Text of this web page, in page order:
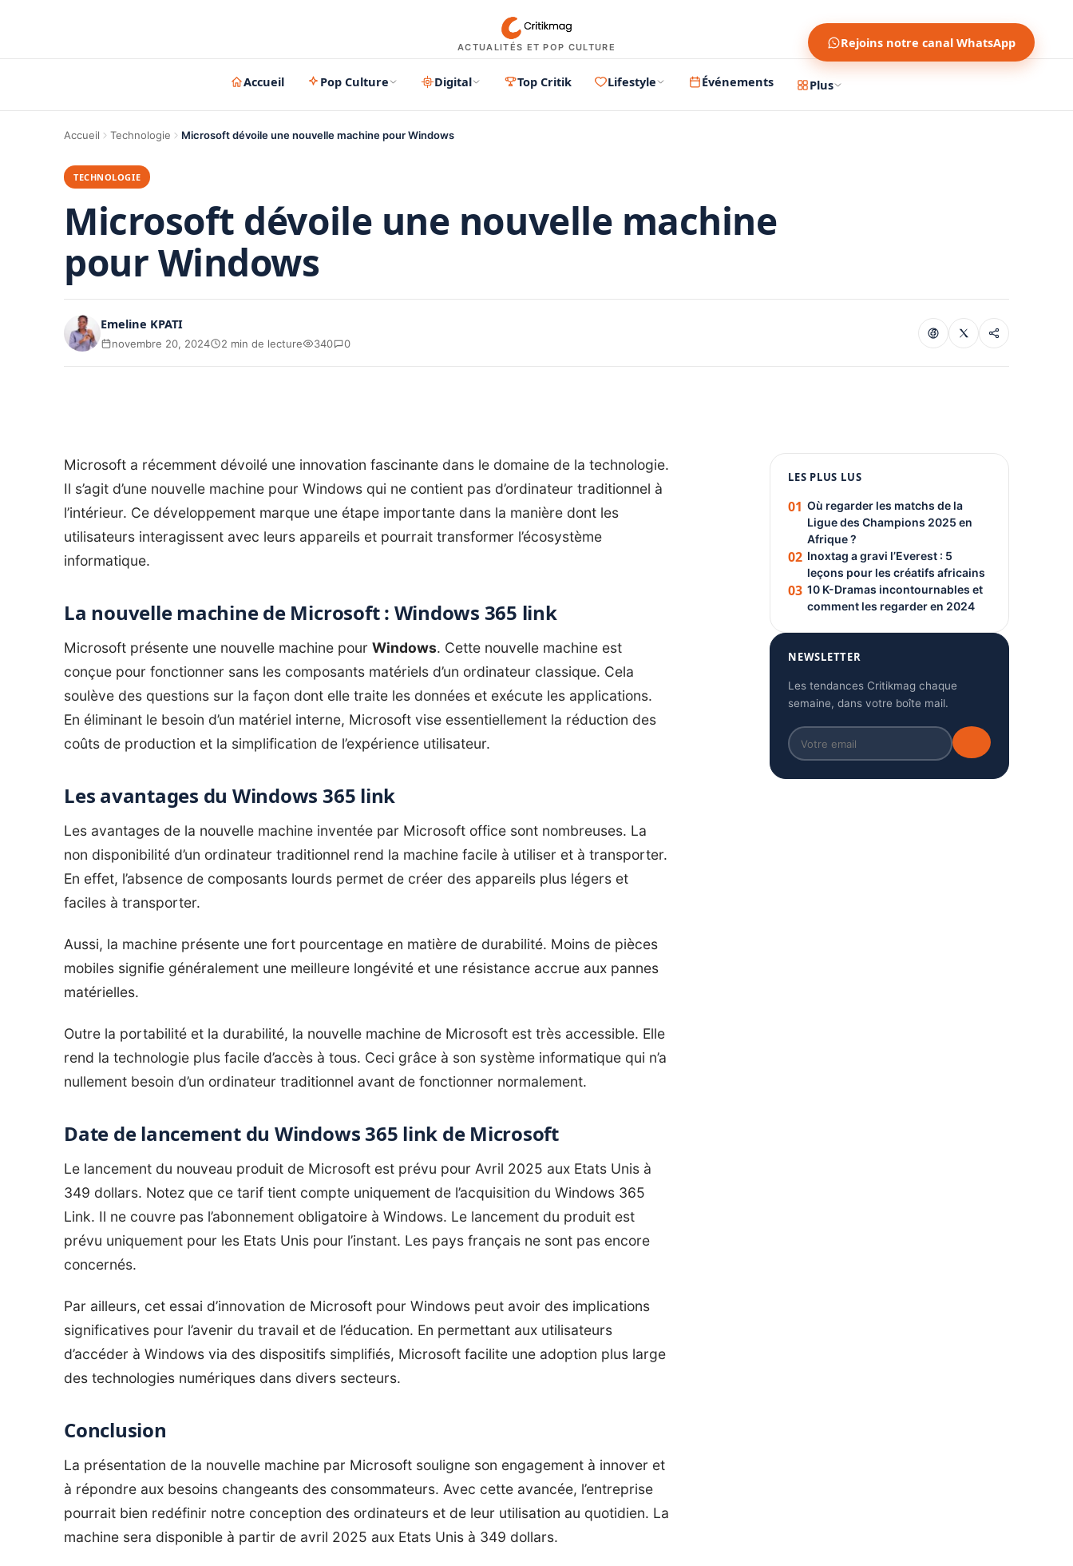
ACTUALITÉS ET POP CULTURE Rejoins notre canal WhatsApp
Accueil Pop Culture Digital Top Critik Lifestyle Événements Plus
Accueil Technologie Microsoft dévoile une nouvelle machine pour Windows
TECHNOLOGIE
Microsoft dévoile une nouvelle machine
pour Windows
Emeline KPATI
novembre 20, 2024 2 min de lecture 340 0
Microsoft a récemment dévoilé une innovation fascinante dans le domaine de la technologie.
Il s’agit d’une nouvelle machine pour Windows qui ne contient pas d’ordinateur traditionnel à
l’intérieur. Ce développement marque une étape importante dans la manière dont les
utilisateurs interagissent avec leurs appareils et pourrait transformer l’écosystème
informatique.
La nouvelle machine de Microsoft : Windows 365 link
Microsoft présente une nouvelle machine pour Windows. Cette nouvelle machine est
conçue pour fonctionner sans les composants matériels d’un ordinateur classique. Cela
soulève des questions sur la façon dont elle traite les données et exécute les applications.
En éliminant le besoin d’un matériel interne, Microsoft vise essentiellement la réduction des
coûts de production et la simplification de l’expérience utilisateur.
Les avantages du Windows 365 link
Les avantages de la nouvelle machine inventée par Microsoft office sont nombreuses. La
non disponibilité d’un ordinateur traditionnel rend la machine facile à utiliser et à transporter.
En effet, l’absence de composants lourds permet de créer des appareils plus légers et
faciles à transporter.
Aussi, la machine présente une fort pourcentage en matière de durabilité. Moins de pièces
mobiles signifie généralement une meilleure longévité et une résistance accrue aux pannes
matérielles.
Outre la portabilité et la durabilité, la nouvelle machine de Microsoft est très accessible. Elle
rend la technologie plus facile d’accès à tous. Ceci grâce à son système informatique qui n’a
nullement besoin d’un ordinateur traditionnel avant de fonctionner normalement.
Date de lancement du Windows 365 link de Microsoft
Le lancement du nouveau produit de Microsoft est prévu pour Avril 2025 aux Etats Unis à
349 dollars. Notez que ce tarif tient compte uniquement de l’acquisition du Windows 365
Link. Il ne couvre pas l’abonnement obligatoire à Windows. Le lancement du produit est
prévu uniquement pour les Etats Unis pour l’instant. Les pays français ne sont pas encore
concernés.
Par ailleurs, cet essai d’innovation de Microsoft pour Windows peut avoir des implications
significatives pour l’avenir du travail et de l’éducation. En permettant aux utilisateurs
d’accéder à Windows via des dispositifs simplifiés, Microsoft facilite une adoption plus large
des technologies numériques dans divers secteurs.
Conclusion
La présentation de la nouvelle machine par Microsoft souligne son engagement à innover et
à répondre aux besoins changeants des consommateurs. Avec cette avancée, l’entreprise
pourrait bien redéfinir notre conception des ordinateurs et de leur utilisation au quotidien. La
machine sera disponible à partir de avril 2025 aux Etats Unis à 349 dollars.
PUBLICITÉ
LES PLUS LUS
01 Où regarder les matchs de la
Ligue des Champions 2025 en
Afrique ?
02 Inoxtag a gravi l’Everest : 5
leçons pour les créatifs africains
03 10 K-Dramas incontournables et
comment les regarder en 2024
NEWSLETTER
Les tendances Critikmag chaque
semaine, dans votre boîte mail.